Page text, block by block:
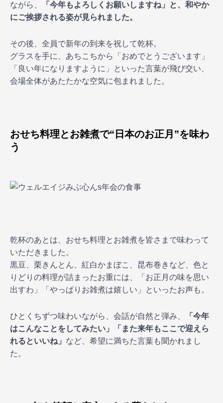
ながら、
「今年もよろしくお願いしますね」と、和やか
にご挨拶される姿が見られました。
その後、全員で新年の到来を祝して乾杯。
グラスを手に、あちこちから「おめでとうございます」
「良い年になりますように」といった言葉が飛び交い、
会場全体があたたかな空気に包まれました。
おせち料理とお雑煮で“日本のお正月”を味わ
う
乾杯のあとは、おせち料理とお雑煮を皆さまで味わって
いただきました。
黒豆、栗きんとん、紅白かまぼこ、昆布巻きなど、色と
りどりの料理が詰まったお重には、「お正月の味を思い
出すわ」「やっぱりお雑煮は嬉しい」といったお声も。
ひとくちずつ味わいながら、会話が自然と弾み、
「今年
はこんなことをしてみたい」「また来年もここで迎えら
れるといいね」 など、希望に満ちた言葉も聞かれまし
た。